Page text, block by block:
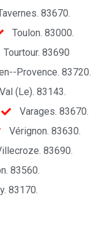
83670.
Toulon. 83000.
Tourtour. 83690
Provence. 83720.
Val (Le). 83143.
Varages. 83670.
Vérignon. 83630.
83690.
83560.
83170.